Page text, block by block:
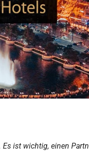
ist wichtig, einen